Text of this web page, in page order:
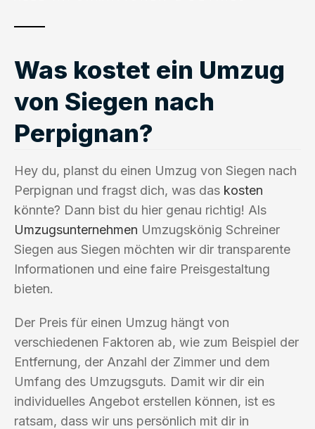
Was kostet ein Umzug
von Siegen nach
Perpignan?
Hey du, planst du einen Umzug von Siegen nach
Perpignan und fragst dich, was das kosten
könnte? Dann bist du hier genau richtig! Als
Umzugsunternehmen Umzugskönig Schreiner
Siegen aus Siegen möchten wir dir transparente
Informationen und eine faire Preisgestaltung
bieten.
Der Preis für einen Umzug hängt von
verschiedenen Faktoren ab, wie zum Beispiel der
Entfernung, der Anzahl der Zimmer und dem
Umfang des Umzugsguts. Damit wir dir ein
individuelles Angebot erstellen können, ist es
ratsam, dass wir uns persönlich mit dir in